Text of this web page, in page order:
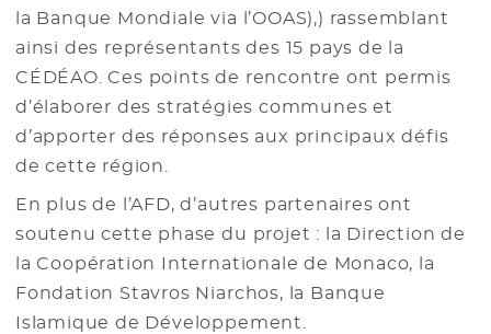
la Banque Mondiale via l’OOAS),) rassemblant
ainsi des représentants des 15 pays de la
CÉDÉAO. Ces points de rencontre ont permis
d’élaborer des stratégies communes et
d’apporter des réponses aux principaux défis
de cette région.
En plus de l’AFD, d’autres partenaires ont
soutenu cette phase du projet : la Direction de
la Coopération Internationale de Monaco, la
Fondation Stavros Niarchos, la Banque
Islamique de Développement.